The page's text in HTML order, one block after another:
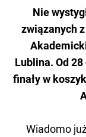
Nie
związanych
Lublina. Od
finały w
Wiadomo